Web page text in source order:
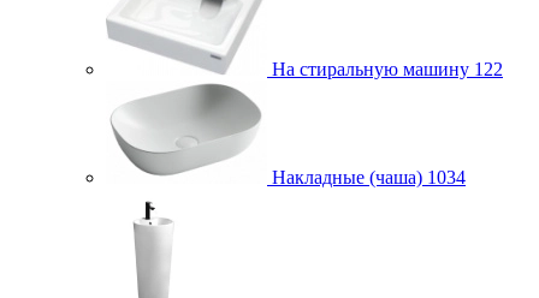
На стиральную машину 122
Накладные (чаша) 1034